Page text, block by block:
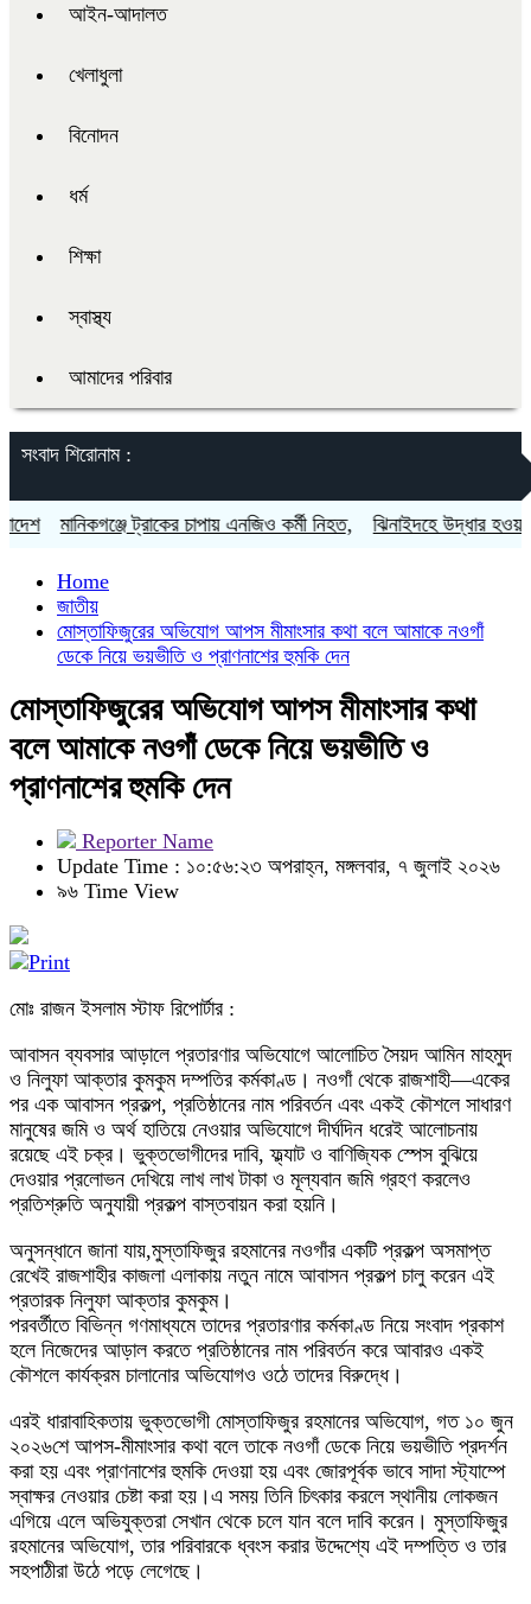
আইন-আদালত
খেলাধুলা
বিনোদন
ধর্ম
শিক্ষা
স্বাস্থ্য
আমাদের পরিবার
সংবাদ শিরোনাম :
মানিকগঞ্জে ট্রাকের চাপায় এনজিও কর্মী নিহত, ঝিনাইদহে উদ্ধার হওয়া
Home
জাতীয়
মোস্তাফিজুরের অভিযোগ আপস মীমাংসার কথা বলে আমাকে নওগাঁ
ডেকে নিয়ে ভয়ভীতি ও প্রাণনাশের হুমকি দেন
মোস্তাফিজুরের অভিযোগ আপস মীমাংসার কথা
বলে আমাকে নওগাঁ ডেকে নিয়ে ভয়ভীতি ও
প্রাণনাশের হুমকি দেন
Reporter Name
Update Time : ১০:৫৬:২৩ অপরাহ্ন, মঙ্গলবার, ৭ জুলাই ২০২৬
৯৬ Time View
মোঃ রাজন ইসলাম স্টাফ রিপোর্টার :
আবাসন ব্যবসার আড়ালে প্রতারণার অভিযোগে আলোচিত সৈয়দ আমিন মাহমুদ
ও নিলুফা আক্তার কুমকুম দম্পতির কর্মকাণ্ড। নওগাঁ থেকে রাজশাহী—একের
পর এক আবাসন প্রকল্প, প্রতিষ্ঠানের নাম পরিবর্তন এবং একই কৌশলে সাধারণ
মানুষের জমি ও অর্থ হাতিয়ে নেওয়ার অভিযোগে দীর্ঘদিন ধরেই আলোচনায়
রয়েছে এই চক্র। ভুক্তভোগীদের দাবি, ফ্ল্যাট ও বাণিজ্যিক স্পেস বুঝিয়ে
দেওয়ার প্রলোভন দেখিয়ে লাখ লাখ টাকা ও মূল্যবান জমি গ্রহণ করলেও
প্রতিশ্রুতি অনুযায়ী প্রকল্প বাস্তবায়ন করা হয়নি।
অনুসন্ধানে জানা যায়,মুস্তাফিজুর রহমানের নওগাঁর একটি প্রকল্প অসমাপ্ত
রেখেই রাজশাহীর কাজলা এলাকায় নতুন নামে আবাসন প্রকল্প চালু করেন এই
প্রতারক নিলুফা আক্তার কুমকুম।
পরবর্তীতে বিভিন্ন গণমাধ্যমে তাদের প্রতারণার কর্মকাণ্ড নিয়ে সংবাদ প্রকাশ
হলে নিজেদের আড়াল করতে প্রতিষ্ঠানের নাম পরিবর্তন করে আবারও একই
কৌশলে কার্যক্রম চালানোর অভিযোগও ওঠে তাদের বিরুদ্ধে।
এরই ধারাবাহিকতায় ভুক্তভোগী মোস্তাফিজুর রহমানের অভিযোগ, গত ১০ জুন
২০২৬শে আপস-মীমাংসার কথা বলে তাকে নওগাঁ ডেকে নিয়ে ভয়ভীতি প্রদর্শন
করা হয় এবং প্রাণনাশের হুমকি দেওয়া হয় এবং জোরপূর্বক ভাবে সাদা স্ট্যাম্পে
স্বাক্ষর নেওয়ার চেষ্টা করা হয়।এ সময় তিনি চিৎকার করলে স্থানীয় লোকজন
এগিয়ে এলে অভিযুক্তরা সেখান থেকে চলে যান বলে দাবি করেন। মুস্তাফিজুর
রহমানের অভিযোগ, তার পরিবারকে ধ্বংস করার উদ্দেশ্যে এই দম্পত্তি ও তার
সহপাঠীরা উঠে পড়ে লেগেছে।